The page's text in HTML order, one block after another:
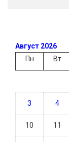
Август 2026
Пн
Вт
3 4
10 11